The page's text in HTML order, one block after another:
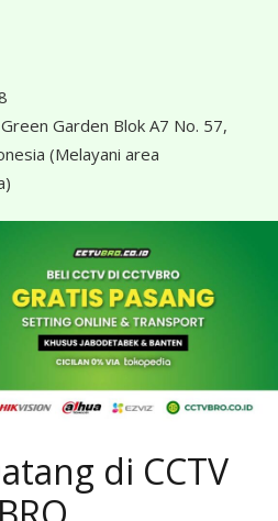
Green Garden Blok A7 No. 57,
(Melayani area
di CCTV